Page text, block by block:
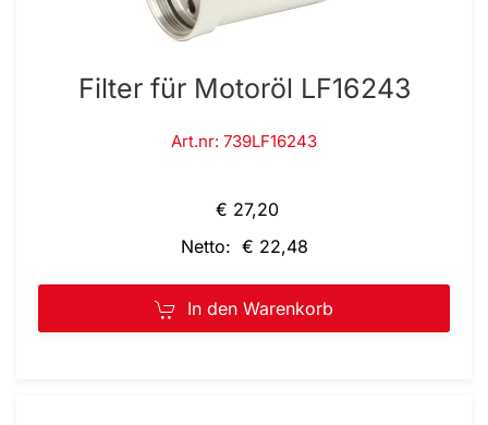
Filter für Motoröl LF16243
Art.nr: 739LF16243
€ 27,20
Netto: € 22,48
In den Warenkorb